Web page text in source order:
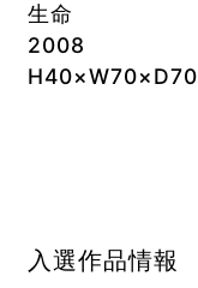
生命
2008
H40×W70×D70
入選作品情報